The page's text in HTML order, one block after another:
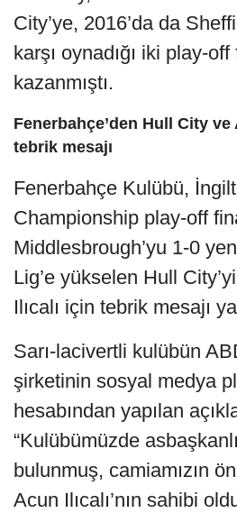
City’ye, 2016’da da
karşı oynadığı iki play-
kazanmıştı.
Fenerbahçe’den Hull City ve
tebrik mesajı
Fenerbahçe Kulübü,
Championship play-off
Middlesbrough’yu 1-0
Lig’e yükselen Hull
Ilıcalı için tebrik mesajı
Sarı-lacivertli kulübün
şirketinin sosyal medya
hesabından yapılan
“Kulübümüzde
bulunmuş, camiamızın
Acun Ilıcalı’nın sahibi